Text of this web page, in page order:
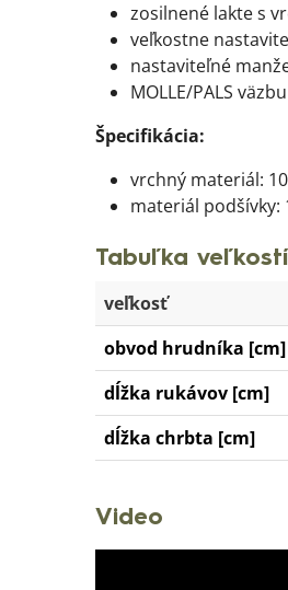
zosilnené lakte s
veľkostne
nastaviteľné
MOLLE/PALS
Špecifikácia:
vrchný materiál:
materiál podšívky:
Tabuľka veľkostí
veľkosť
obvod hrudníka [cm]
dĺžka rukávov [cm]
dĺžka chrbta [cm]
Video